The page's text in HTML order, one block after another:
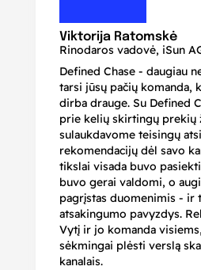
Viktorija Ratomskė
Rinodaros vadovė, iSun
Defined Chase - daugiau
tarsi jūsų pačių komanda,
dirba drauge. Su Defined
prie kelių skirtingų prekių
sulaukdavome teisingų
rekomendacijų dėl savo
tikslai visada buvo
buvo gerai valdomi, o
pagrįstas duomenimis - ir
atsakingumo pavyzdys.
Vytį ir jo komanda
sėkmingai plėsti verslą
kanalais.